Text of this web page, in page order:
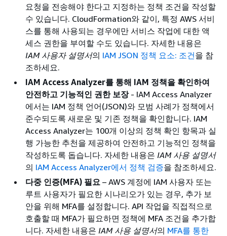
요청을 전송해야 한다고 지정하는 정책 조건을 작성할
수 있습니다. CloudFormation와 같이, 특정 AWS 서비
스를 통해 사용되는 경우에만 서비스 작업에 대한 액
세스 권한을 부여할 수도 있습니다. 자세한 내용은
IAM 사용자 설명서의 IAM JSON 정책 요소: 조건을 참
조하세요.
IAM Access Analyzer를 통해 IAM 정책을 확인하여
안전하고 기능적인 권한 보장- IAM Access Analyzer
에서는 IAM 정책 언어(JSON)와 모범 사례가 정책에서
준수되도록 새로운 및 기존 정책을 확인합니다. IAM
Access Analyzer는 100개 이상의 정책 확인 항목과 실
행 가능한 추천을 제공하여 안전하고 기능적인 정책을
작성하도록 돕습니다. 자세한 내용은 IAM 사용 설명서
의 IAM Access Analyzer에서 정책 검증을 참조하세요.
다중 인증(MFA) 필요 – AWS 계정에 IAM 사용자 또는
루트 사용자가 필요한 시나리오가 있는 경우, 추가 보
안을 위해 MFA를 설정합니다. API 작업을 직접적으로
호출할 때 MFA가 필요하면 정책에 MFA 조건을 추가합
니다. 자세한 내용은 IAM 사용 설명서의 MFA를 통한